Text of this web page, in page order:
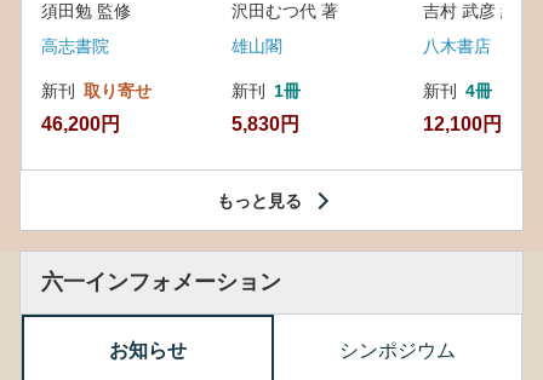
須田勉 監修
高志書院
新刊 取り寄せ
46,200円
沢田むつ代 著
雄山閣
新刊 1冊
5,830円
吉村 武彦 編集
八木書店
新刊 4冊
12,100円
もっと見る
六一インフォメーション
お知らせ シンポジウム